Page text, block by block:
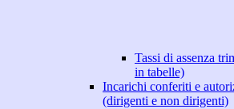
Tassi di assenza
in tabelle)
Incarichi conferiti e
(dirigenti e non dirigenti)